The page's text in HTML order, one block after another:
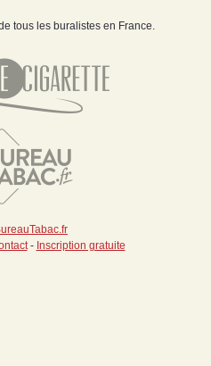
tous les buralistes en France.
- Inscription gratuite